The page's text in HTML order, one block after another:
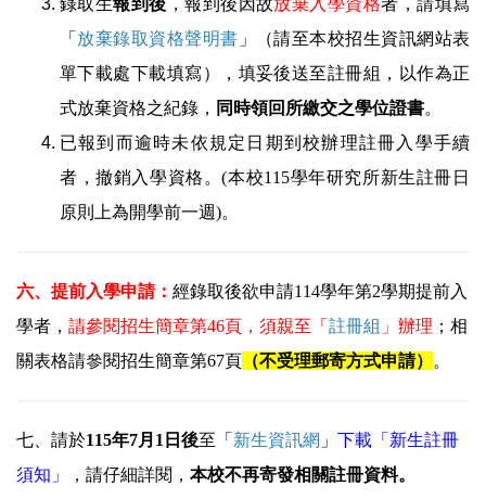
「 放棄錄取資格聲明書 」（請至本校招生資訊網站表
單下載處下載填寫），填妥後送至註冊組，以作為正
式放棄資格之紀錄， 同時領回所繳交之學位證書。
已報到而逾時未依規定日期到校辦理註冊入學手續
者，撤銷入學資格。(本校115學年研究所新生註冊日
原則上為開學前一週)。
六、提前入學申請： 經錄取後欲申請114學年第2學期提前入
學者， 請參閱招生簡章第46頁，須親至「 註冊組 」辦理 ；相
關表格請參閱招生簡章第67頁 （不受理郵寄方式申請） 。
七、請於115年7月1日後至「 新生資訊網 」 下載「新生註冊
須知」
，請仔細詳閱， 本校不再寄發相關註冊資料。